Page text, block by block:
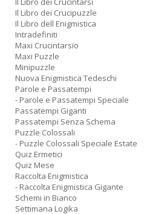
Il Libro dei Crucipuzzle
Il Libro dell Enigmistica
Intradefiniti
Maxi Crucintarsio
Maxi Puzzle
Minipuzzle
Nuova Enigmistica Tedeschi
Parole e Passatempi
- Parole e Passatempi Speciale
Passatempi Giganti
Passatempi Senza Schema
Puzzle Colossali
- Puzzle Colossali Speciale Estate
Quiz Ermetici
Quiz Mese
Raccolta Enigmistica
- Raccolta Enigmistica Gigante
Schemi in Bianco
Settimana Logika